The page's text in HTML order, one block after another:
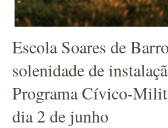
Escola Soares de
solenidade de
Programa Cívico-
dia 2 de junho